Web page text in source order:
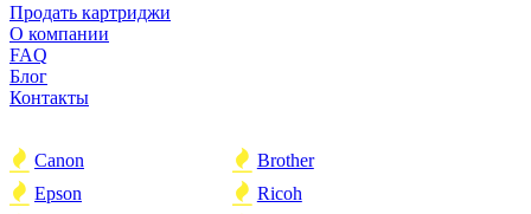
Продать картриджи
О компании
FAQ
Блог
Контакты
Canon
Brother
Epson
Ricoh